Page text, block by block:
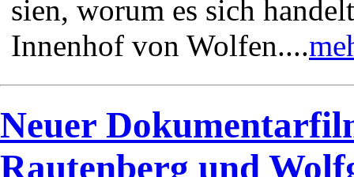
sien, worum es sich
Innenhof von Wolfen....
Neuer
Rautenberg und